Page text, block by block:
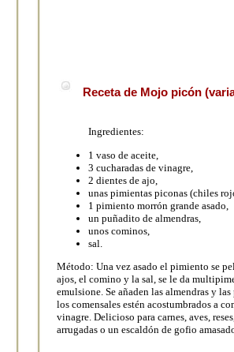
Receta de Mojo picón
Ingredientes:
1 vaso de aceite,
3 cucharadas de vinagre,
2 dientes de ajo,
unas pimientas piconas (chiles
1 pimiento morrón grande asado,
un puñadito de almendras,
unos cominos,
sal.
Método: Una vez asado el pimiento se
ajos, el comino y la sal, se le da
emulsione. Se añaden las almendras y
los comensales estén acostumbrados a
vinagre. Delicioso para carnes, aves,
arrugadas o un escaldón de gofio